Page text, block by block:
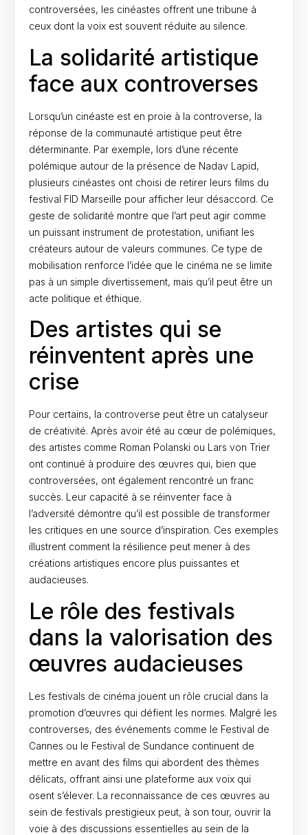
controversées, les cinéastes offrent une tribune à
ceux dont la voix est souvent réduite au silence.
La solidarité artistique
face aux controverses
Lorsqu’un cinéaste est en proie à la controverse, la
réponse de la communauté artistique peut être
déterminante. Par exemple, lors d’une récente
polémique autour de la présence de Nadav Lapid,
plusieurs cinéastes ont choisi de retirer leurs films du
festival FID Marseille pour afficher leur désaccord. Ce
geste de solidarité montre que l’art peut agir comme
un puissant instrument de protestation, unifiant les
créateurs autour de valeurs communes. Ce type de
mobilisation renforce l’idée que le cinéma ne se limite
pas à un simple divertissement, mais qu’il peut être un
acte politique et éthique.
Des artistes qui se
réinventent après une
crise
Pour certains, la controverse peut être un catalyseur
de créativité. Après avoir été au cœur de polémiques,
des artistes comme Roman Polanski ou Lars von Trier
ont continué à produire des œuvres qui, bien que
controversées, ont également rencontré un franc
succès. Leur capacité à se réinventer face à
l’adversité démontre qu’il est possible de transformer
les critiques en une source d’inspiration. Ces exemples
illustrent comment la résilience peut mener à des
créations artistiques encore plus puissantes et
audacieuses.
Le rôle des festivals
dans la valorisation des
œuvres audacieuses
Les festivals de cinéma jouent un rôle crucial dans la
promotion d’œuvres qui défient les normes. Malgré les
controverses, des événements comme le Festival de
Cannes ou le Festival de Sundance continuent de
mettre en avant des films qui abordent des thèmes
délicats, offrant ainsi une plateforme aux voix qui
osent s’élever. La reconnaissance de ces œuvres au
sein de festivals prestigieux peut, à son tour, ouvrir la
voie à des discussions essentielles au sein de la